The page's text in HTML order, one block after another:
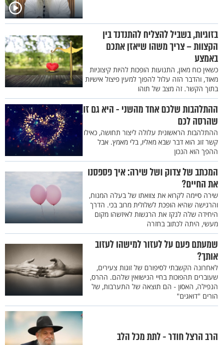
בזוגיות, בשביל להצליח להתנדנד בין
הקצוות – צריך משהו שיאזן אתכם
באמצע
כשאין כוח מאזן, התנועות הופכות להיות קיצוניות
מאוד, והדבר הזה עלול להפוך למעין פיצול אישיות
בתוך הקשר. זה מצב של תוהו
ההתלהבות שלכם אחד מהשני - היא גם זו
שהרסה לכם
ההתלהבות הראשונית עלולה ליצור תחושה, כאילו
קשר זוג הוא דבר שבא מאליו, בלי מאמץ. אבל
ההפך הוא הנכון
המכתב של צדוק ושל שירה: איך פספסנו
את החיים?
שירה סיימה לקרוא את צוואתו של בעלה המנוח,
והרגישה שהיא הופכת לשלולית מרוב בכי. הדרך
היחידה שלה לנקז את הרגשות לאיזשהו מקום
מעשי, היתה לכתוב בחזרה
שמעתם פעם על לעזור למישהו לעזוב
אותך?
לאחרונה הקשבתי לסיפורם של זוגות צעירים,
שעוברים תהפוכות בחיי הנישואין שלהם. ההרס,
הנפילה, האסון - הם תוצאה של התערבות, של
הורים "דואגים"
הרב הרצל חודר - לתת מכל הלב